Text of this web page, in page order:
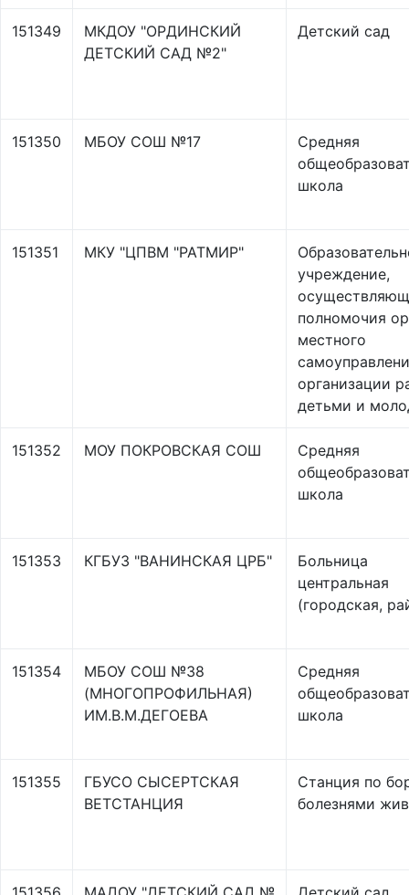
151349
МКДОУ "ОРДИНСКИЙ
ДЕТСКИЙ САД №2"
Детский сад
151350 МБОУ СОШ №17
Средняя
школа
151351 МКУ "ЦПВМ "РАТМИР"
учреждение,
полномочия
местного
организации
детьми и
151352 МОУ ПОКРОВСКАЯ СОШ
Средняя
школа
151353 КГБУЗ "ВАНИНСКАЯ ЦРБ"
Больница
центральная
(городская,
151354
МБОУ СОШ №38
(МНОГОПРОФИЛЬНАЯ)
ИМ.В.М.ДЕГОЕВА
Средняя
школа
151355
ГБУСО СЫСЕРТСКАЯ
ВЕТСТАНЦИЯ
Станция по
болезнями